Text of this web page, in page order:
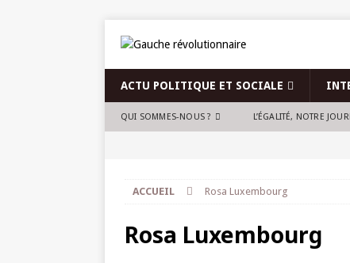
ACTU POLITIQUE ET SOCIALE
QUI SOMMES-NOUS ? L’ÉGALITÉ, NOTRE
ACCUEIL Rosa Luxembourg
Rosa Luxembourg